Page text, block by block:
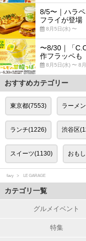
8/5〜｜ハラ
フライが登場
8月5日(水) 〜
〜8/30｜「
作フラッペも
8月5日(水) 〜 8
おすすめカテゴリー
東京都(7553) ラーメ
ランチ(1226) 渋谷区
スイーツ(1130) おも
favy LE GARAGE
カテゴリ一覧
グルメイベント
特集